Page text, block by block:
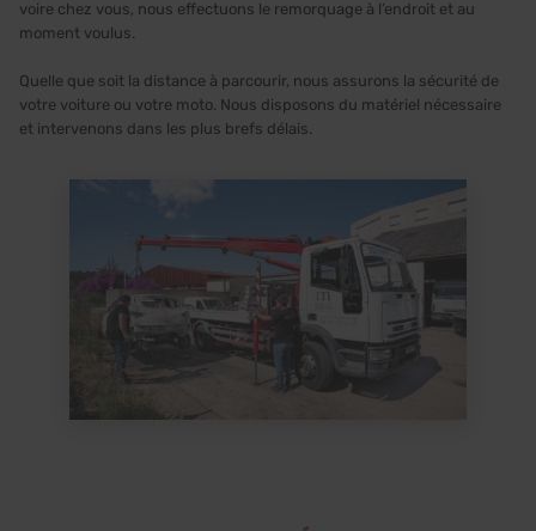
voire chez vous, nous effectuons le remorquage à l’endroit et au
moment voulus.
Quelle que soit la distance à parcourir, nous assurons la sécurité de
votre voiture ou votre moto. Nous disposons du matériel nécessaire
et intervenons dans les plus brefs délais.